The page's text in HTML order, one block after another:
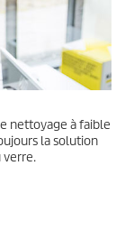
nettoyage à faible
la solution
verre.